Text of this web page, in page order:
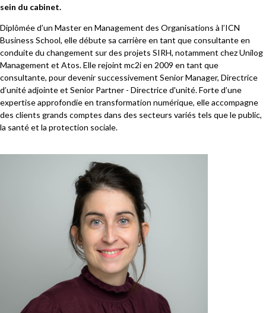
sein du cabinet.
Diplômée d’un Master en Management des Organisations à l’ICN
Business School, elle débute sa carrière en tant que consultante en
conduite du changement sur des projets SIRH, notamment chez Unilog
Management et Atos. Elle rejoint mc2i en 2009 en tant que
consultante, pour devenir successivement Senior Manager, Directrice
d’unité adjointe et Senior Partner - Directrice d'unité. Forte d’une
expertise approfondie en transformation numérique, elle accompagne
des clients grands comptes dans des secteurs variés tels que le public,
la santé et la protection sociale.